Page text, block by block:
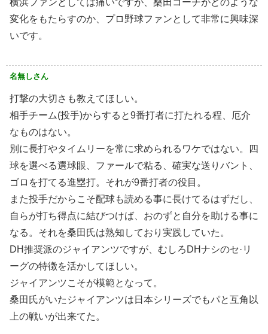
横浜ファンとしては痛いですが、桑田コーチがどのような
変化をもたらすのか、プロ野球ファンとして非常に興味深
いです。
名無しさん
打撃の大切さも教えてほしい。
相手チーム(投手)からすると9番打者に打たれる程、厄介
なものはない。
別に長打やタイムリーを常に求められるワケではない。四
球を選べる選球眼、ファールで粘る、確実な送りバント、
ゴロを打てる進塁打。それが9番打者の役目。
また投手だからこそ配球も読める事に長けてるはずだし、
自らが打ち得点に結びつけば、おのずと自分を助ける事に
なる。それを桑田氏は熟知しており実践していた。
DH推奨派のジャイアンツですが、むしろDHナシのセ·リ
ーグの特徴を活かしてほしい。
ジャイアンツこそが模範となって。
桑田氏がいたジャイアンツは日本シリーズでもパと互角以
上の戦いが出来てた。